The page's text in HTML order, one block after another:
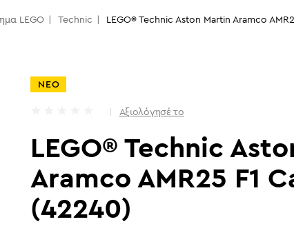
LEGO Technic LEGO® Technic Aston Martin Aramco
ΝΕΟ
Αξιολόγησέ το
LEGO® Technic
Aramco AMR25 F1
(42240)